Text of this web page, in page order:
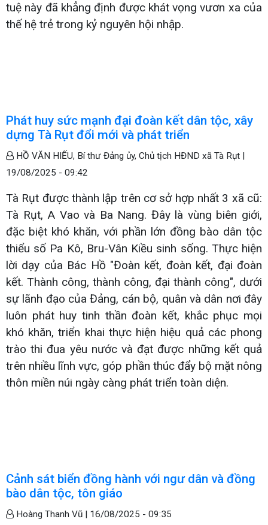
tuệ này đã khẳng định được khát vọng vươn xa của
thế hệ trẻ trong kỷ nguyên hội nhập.
Phát huy sức mạnh đại đoàn kết dân tộc, xây
dựng Tà Rụt đổi mới và phát triển
HỒ VĂN HIẾU, Bí thư Đảng ủy, Chủ tịch HĐND xã Tà Rụt |
19/08/2025 - 09:42
Tà Rụt được thành lập trên cơ sở hợp nhất 3 xã cũ:
Tà Rụt, A Vao và Ba Nang. Đây là vùng biên giới,
đặc biệt khó khăn, với phần lớn đồng bào dân tộc
thiểu số Pa Kô, Bru-Vân Kiều sinh sống. Thực hiện
lời dạy của Bác Hồ "Đoàn kết, đoàn kết, đại đoàn
kết. Thành công, thành công, đại thành công", dưới
sự lãnh đạo của Đảng, cán bộ, quân và dân nơi đây
luôn phát huy tinh thần đoàn kết, khắc phục mọi
khó khăn, triển khai thực hiện hiệu quả các phong
trào thi đua yêu nước và đạt được những kết quả
trên nhiều lĩnh vực, góp phần thúc đẩy bộ mặt nông
thôn miền núi ngày càng phát triển toàn diện.
Cảnh sát biển đồng hành với ngư dân và đồng
bào dân tộc, tôn giáo
Hoàng Thanh Vũ | 16/08/2025 - 09:35